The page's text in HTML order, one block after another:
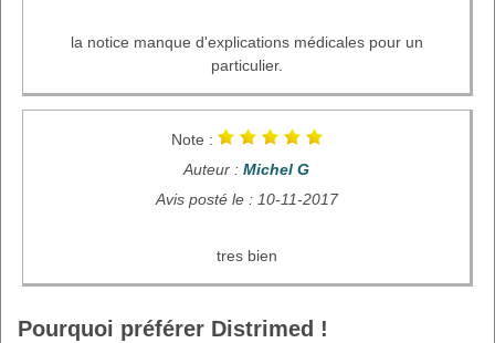
la notice manque d'explications médicales pour un
particulier.
Note :
Auteur : Michel G
Avis posté le : 10-11-2017
tres bien
Pourquoi préférer Distrimed !